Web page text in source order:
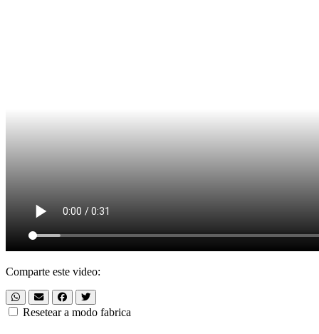
Comparte este video:
Resetear a modo fabrica